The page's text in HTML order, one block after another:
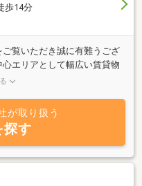
歩14分
覧いただき誠に有難うござ
エリアとして幅広い賃貸物
アパート、貸家、テナン
絡下さい。社員には「1級
もおりますので、他社とは
、自社ホームページでは、
出来るよう努力しておりま
http://www.ingrid-web.com
が取り扱う
探す